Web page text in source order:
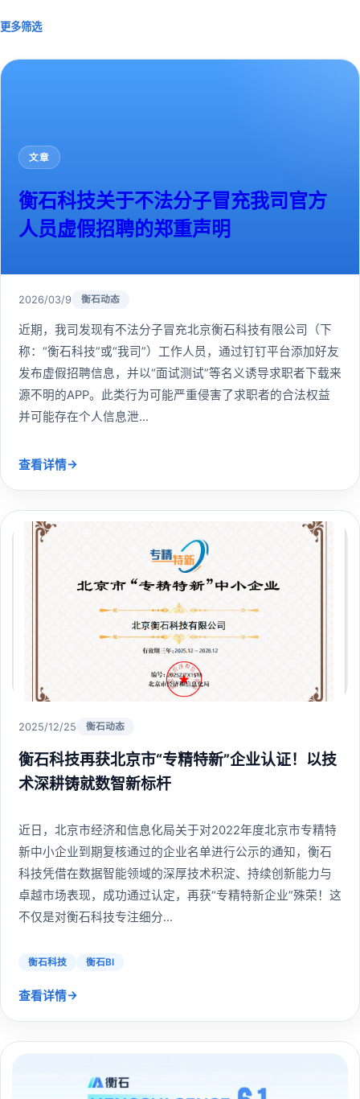
更多筛选
文章
衡石科技关于不法分子冒充我司官方
人员虚假招聘的郑重声明
2026/03/9 衡石动态
近期，我司发现有不法分子冒充北京衡石科技有限公司（下
称：“衡石科技”或“我司”）工作人员，通过钉钉平台添加好友
发布虚假招聘信息，并以“面试测试”等名义诱导求职者下载来
源不明的APP。此类行为可能严重侵害了求职者的合法权益
并可能存在个人信息泄...
查看详情→
2025/12/25 衡石动态
衡石科技再获北京市“专精特新”企业认证！以技
术深耕铸就数智新标杆
近日，北京市经济和信息化局关于对2022年度北京市专精特
新中小企业到期复核通过的企业名单进行公示的通知，衡石
科技凭借在数据智能领域的深厚技术积淀、持续创新能力与
卓越市场表现，成功通过认定，再获“专精特新企业”殊荣！这
不仅是对衡石科技专注细分...
衡石科技 衡石BI
查看详情→